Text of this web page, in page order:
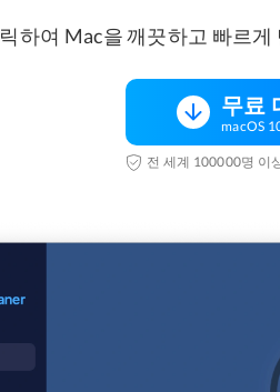
하여 Mac을 깨끗하고 빠르게
무료
macOS
전 세계 100000명 이